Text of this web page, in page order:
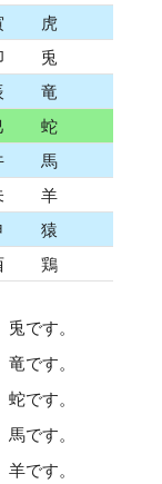
虎
兎
竜
蛇
馬
羊
猿
鶏
です。
です。
です。
です。
です。